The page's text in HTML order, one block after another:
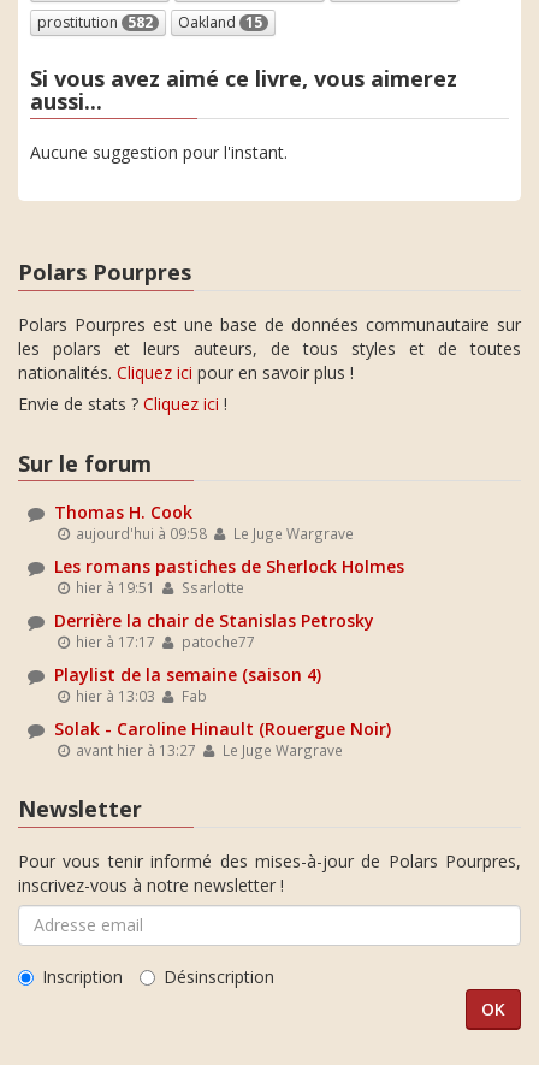
prostitution 582 Oakland 15
Si vous avez aimé ce livre, vous aimerez
aussi...
Aucune suggestion pour l'instant.
Polars Pourpres
Polars Pourpres est une base de données communautaire sur
les polars et leurs auteurs, de tous styles et de toutes
nationalités. Cliquez ici pour en savoir plus !
Envie de stats ? Cliquez ici !
Sur le forum
Thomas H. Cook
aujourd'hui à 09:58 Le Juge Wargrave
Les romans pastiches de Sherlock Holmes
hier à 19:51 Ssarlotte
Derrière la chair de Stanislas Petrosky
hier à 17:17 patoche77
Playlist de la semaine (saison 4)
hier à 13:03 Fab
Solak - Caroline Hinault (Rouergue Noir)
avant hier à 13:27 Le Juge Wargrave
Newsletter
Pour vous tenir informé des mises-à-jour de Polars Pourpres,
inscrivez-vous à notre newsletter !
Inscription Désinscription